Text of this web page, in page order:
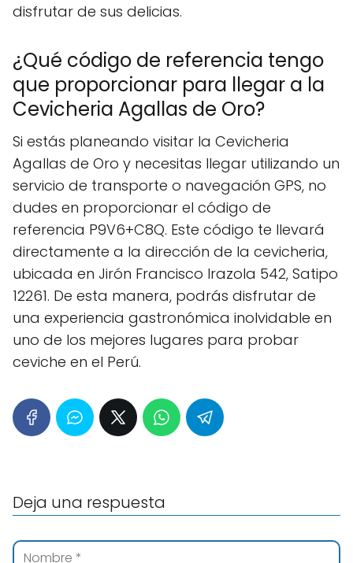
disfrutar de sus delicias.
¿Qué código de referencia tengo
que proporcionar para llegar a la
Cevicheria Agallas de Oro?
Si estás planeando visitar la Cevicheria
Agallas de Oro y necesitas llegar utilizando un
servicio de transporte o navegación GPS, no
dudes en proporcionar el código de
referencia P9V6+C8Q. Este código te llevará
directamente a la dirección de la cevicheria,
ubicada en Jirón Francisco Irazola 542, Satipo
12261. De esta manera, podrás disfrutar de
una experiencia gastronómica inolvidable en
uno de los mejores lugares para probar
ceviche en el Perú.
Deja una respuesta